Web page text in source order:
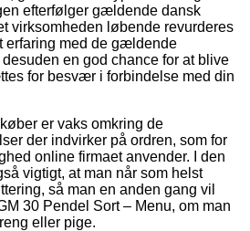
efterfølger gældende dansk
virksomheden løbende revurderes
erfaring med de gældende
en god chance for at blive
for besvær i forbindelse med din
er vaks omkring de
der indvirker på ordren, som for
online firmaet anvender. I den
vigtigt, at man når som helst
så man en anden gang vil
30 Pendel Sort – Menu, om man
eller pige.